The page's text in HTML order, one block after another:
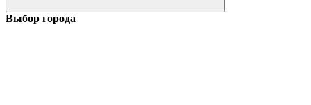
Выбор города